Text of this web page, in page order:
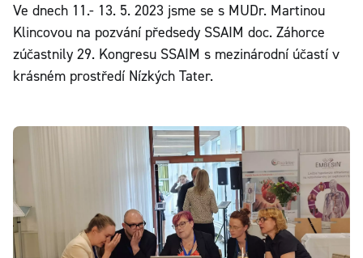
Ve dnech 11.- 13. 5. 2023 jsme se s MUDr. Martinou
Klincovou na pozvání předsedy SSAIM doc. Záhorce
zúčastnily 29. Kongresu SSAIM s mezinárodní účastí v
krásném prostředí Nízkých Tater.